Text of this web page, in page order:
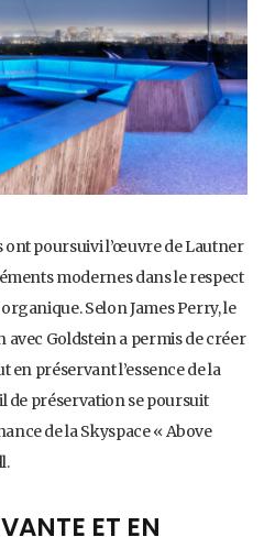
poursuivi l’œuvre de Lautner
modernes dans le respect
Selon James Perry, le
avec Goldstein a permis de créer
préservant l’essence de la
de préservation se poursuit
de la Skyspace « Above
ET EN